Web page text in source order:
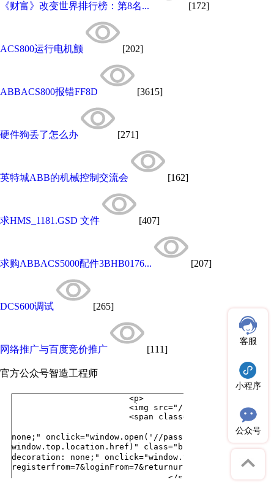
《财富》改变世界排行榜：第8名... [172]
ACS800运行电机颤 [202]
ABBACS800报错FF8D [3615]
硬件狗丢了怎么办 [271]
英特城ABB的机械控制交流会 [162]
求HMS_1181.GSD 文件 [407]
求购ABBACS5000配件3BHB0176... [207]
DCS600调试 [265]
网络推广与百度竞价推广 [111]
官方公众号智造工程师
客服
小程序
公众号